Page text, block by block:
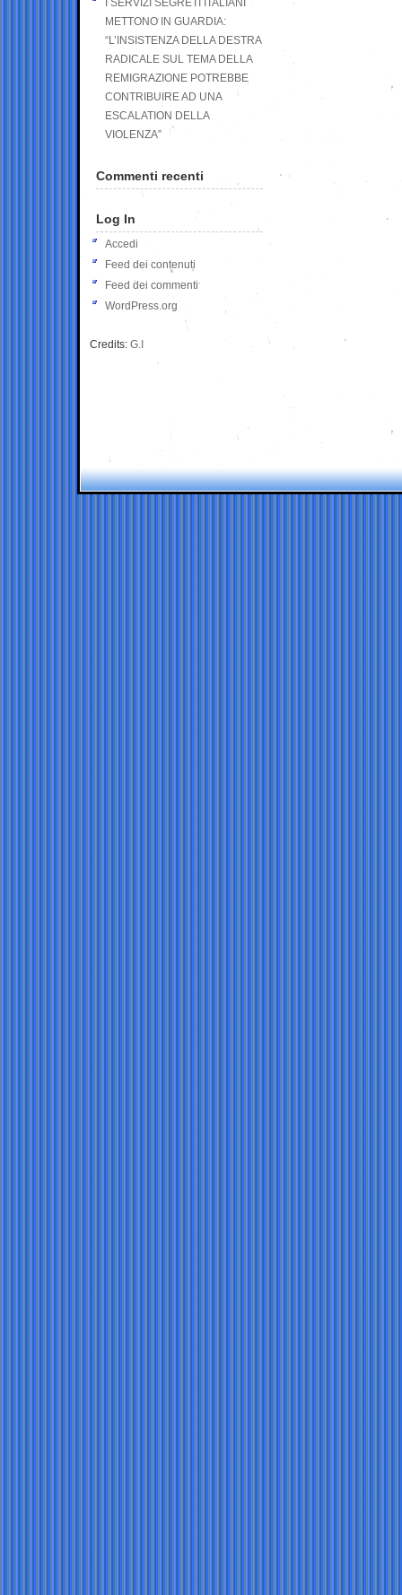
I SERVIZI SEGRETI ITALIANI
METTONO IN GUARDIA:
“L’INSISTENZA DELLA DESTRA
RADICALE SUL TEMA DELLA
REMIGRAZIONE POTREBBE
CONTRIBUIRE AD UNA
ESCALATION DELLA
VIOLENZA”
Commenti recenti
Log In
Accedi
Feed dei contenuti
Feed dei commenti
WordPress.org
Credits: G.I